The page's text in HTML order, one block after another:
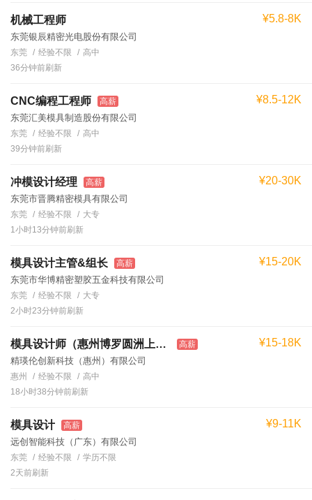
机械工程师
东莞银辰精密光电股份有限公司
¥5.8-8K
东莞 经验不限
高中
36分钟前刷新
CNC编程工程师 高薪
东莞汇美模具制造股份有限公司
¥8.5-12K
东莞 经验不限
高中
39分钟前刷新
冲模设计经理 高薪
东莞市晋腾精密模具有限公司
¥20-30K
东莞 经验不限
大专
1小时13分钟前刷新
模具设计主管&组长 高薪
东莞市华博精密塑胶五金科技有限公司
¥15-20K
东莞 经验不限
大专
2小时23分钟前刷新
模具设计师（惠州博罗圆洲上班） 高薪
精瑛伦创新科技（惠州）有限公司
¥15-18K
惠州 经验不限
高中
18小时38分钟前刷新
模具设计 高薪
远创智能科技（广东）有限公司
¥9-11K
东莞 经验不限
学历不限
2天前刷新